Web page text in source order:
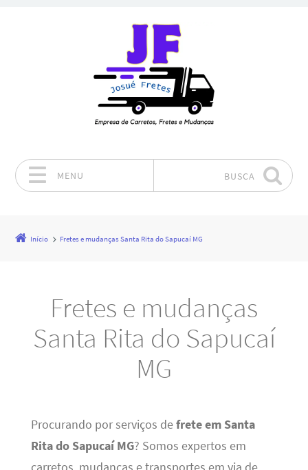
MENU BUSCA
Início Fretes e mudanças Santa Rita do Sapucaí MG
Fretes e mudanças
Santa Rita do Sapucaí
MG
Procurando por serviços defrete em Santa
Rita do Sapucaí MG? Somos expertos em
carretos, mudanças e transportes em via de